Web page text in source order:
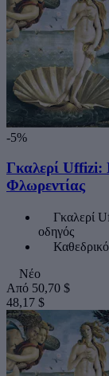
-5%
Γκαλερί Uffizi:
Φλωρεντίας
Γκαλερί
οδηγός
Νέο
Από 50,70 $
48,17 $